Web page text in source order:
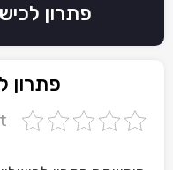
פתרון
פתרון